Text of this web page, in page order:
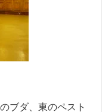
ブダ、東のペスト